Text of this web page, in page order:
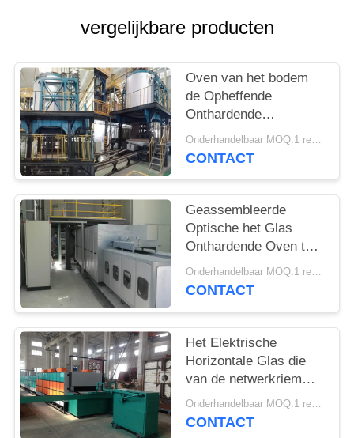
POLICYvergelijkbare producten
Oven van het bodem
de Opheffende
Onthardende
Industriële Glas 1000℃Onderhandelbaar MOQ:1 reeks
CONTACT
Geassembleerde
Optische het Glas
Onthardende Oven ter
plaatse van de
Netwerkriem
Onderhandelbaar MOQ:1 reeks
CONTACT
Het Elektrische
Horizontale Glas die
van de netwerkriem
Oven verfraaien
Onderhandelbaar MOQ:1 reeks
CONTACT